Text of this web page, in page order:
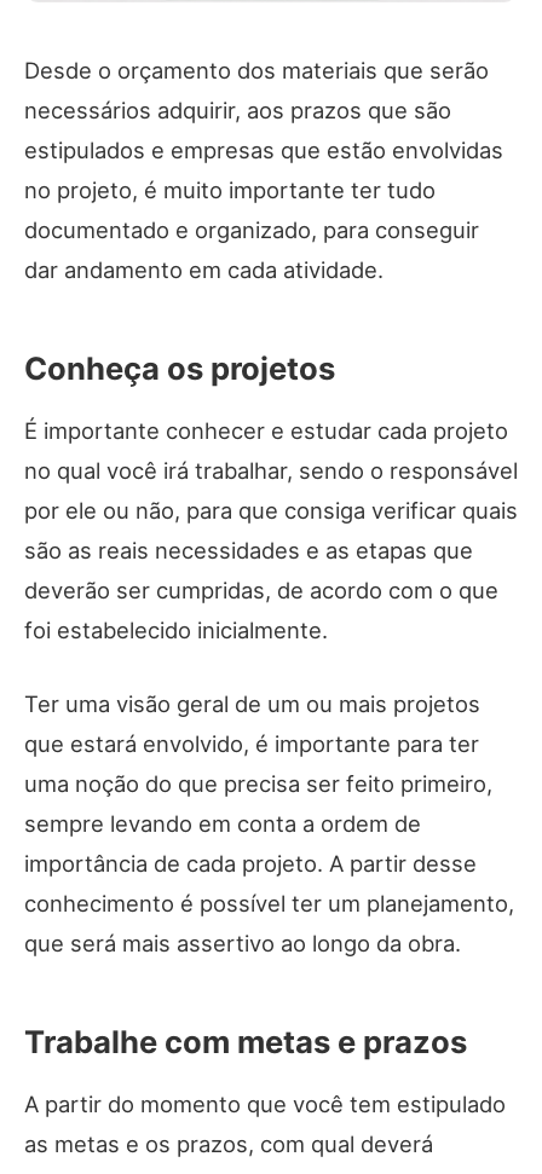
Desde o orçamento dos materiais que serão
necessários adquirir, aos prazos que são
estipulados e empresas que estão envolvidas
no projeto, é muito importante ter tudo
documentado e organizado, para conseguir
dar andamento em cada atividade.
Conheça os projetos
É importante conhecer e estudar cada projeto
no qual você irá trabalhar, sendo o responsável
por ele ou não, para que consiga verificar quais
são as reais necessidades e as etapas que
deverão ser cumpridas, de acordo com o que
foi estabelecido inicialmente.
Ter uma visão geral de um ou mais projetos
que estará envolvido, é importante para ter
uma noção do que precisa ser feito primeiro,
sempre levando em conta a ordem de
importância de cada projeto. A partir desse
conhecimento é possível ter um planejamento,
que será mais assertivo ao longo da obra.
Trabalhe com metas e prazos
A partir do momento que você tem estipulado
as metas e os prazos, com qual deverá